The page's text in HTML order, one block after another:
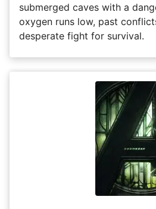
submerged caves with a
oxygen runs low, past
desperate fight for survival.